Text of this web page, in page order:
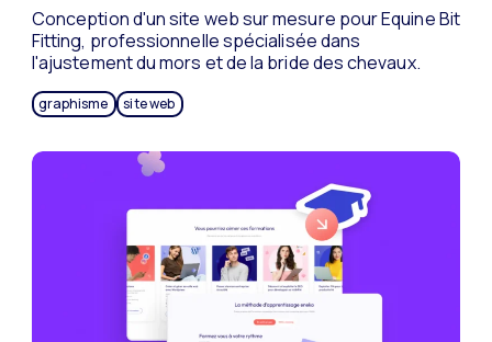
Conception d'un site web sur mesure pour Equine Bit
Fitting, professionnelle spécialisée dans
l'ajustement du mors et de la bride des chevaux.
graphisme site web